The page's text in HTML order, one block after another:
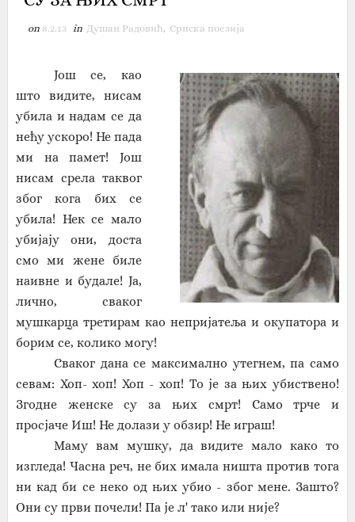
on 8.2.13 in Душан Радовић, Српска поезија
Још се, као
што видите, нисам
убила и надам се да
нећу ускоро! Не пада
ми на памет! Још
нисам срела таквог
због кога бих се
убила! Нек се мало
убијају они, доста
смо ми жене биле
наивне и будале! Ја,
лично, сваког
мушкарца третирам као непријатеља и окупатора и
борим се, колико могу!
Сваког дана се максимално утегнем, па само
севам: Хоп- хоп! Хоп - хоп! То је за њих убиствено!
Згодне женске су за њих смрт! Само трче и
просјаче Иш! Не долази у обзир! Не играш!
Маму вам мушку, да видите мало како то
изгледа! Часна реч, не бих имала ништа против тога
ни кад би се неко од њих убио - због мене. Зашто?
Они су први почели! Па је л' тако или није?